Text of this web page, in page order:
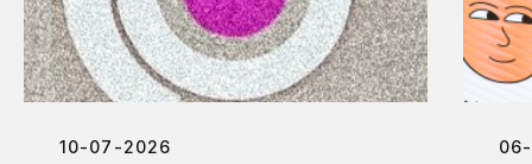
10-07-2026